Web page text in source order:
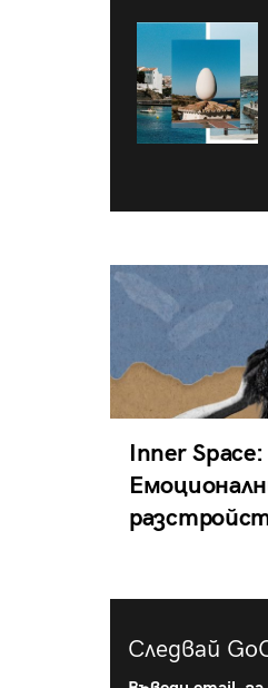
Inner Space:
Следвай